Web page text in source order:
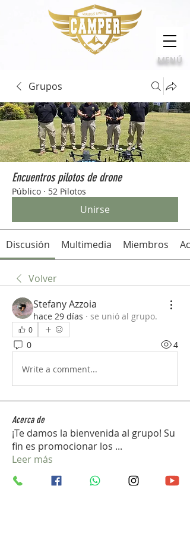
Calidad, compromiso e innovación
MENÚ
Grupos
Encuentros pilotos de drone
Público · 52 Pilotos
Unirse
Discusión Multimedia Miembros
Volver
Stefany Azzoia
hace 29 días · se unió al grupo.
0
0 4
Write a comment...
Acerca de
¡Te damos la bienvenida al grupo! Su
fin es promocionar los ...
Leer más